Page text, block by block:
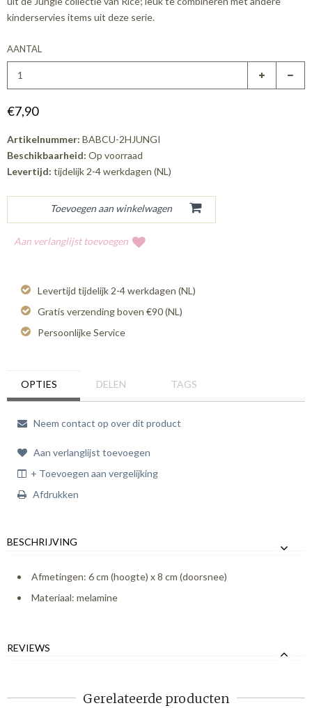
kinderservies items uit deze serie.
AANTAL
€7,90
Artikelnummer: BABCU-2HJUNGI
Beschikbaarheid: Op voorraad
Levertijd: tijdelijk 2-4 werkdagen (NL)
Aan verlanglijst toevoegen
Levertijd tijdelijk 2-4 werkdagen (NL)
Gratis verzending boven €90 (NL)
Persoonlijke Service
OPTIES DELEN TAGS
Neem contact op over dit product
Aan verlanglijst toevoegen
+ Toevoegen aan vergelijking
Afdrukken
BESCHRIJVING
Afmetingen: 6 cm (hoogte) x 8 cm (doorsnee)
Materiaal: melamine
REVIEWS
Gerelateerde producten